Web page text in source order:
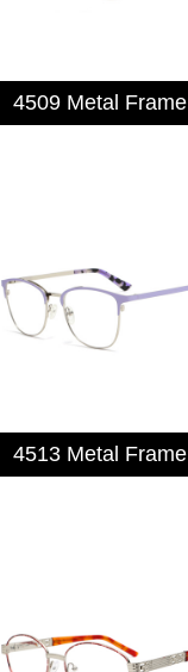
4509 Metal Frame
4513 Metal Frame